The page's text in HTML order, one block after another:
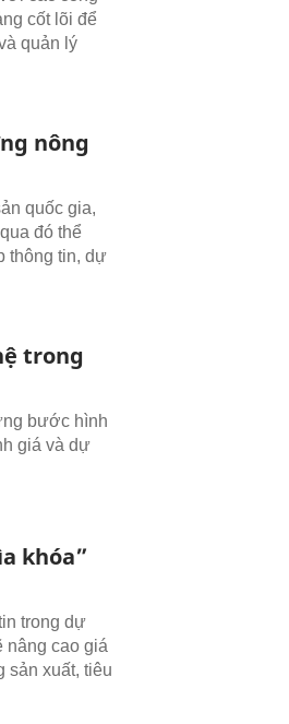
cốt lõi để
quản lý
nông
quốc gia,
đó thể
thông tin, dự
trong
bước hình
giá và dự
khóa”
trong dự
nâng cao giá
sản xuất, tiêu